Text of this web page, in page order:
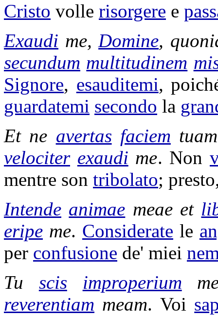
Cristo volle risorgere e
Exaudi me,Domine,
secundum multitudinem
Signore, esauditemi,
guardatemi secondo la
Et ne avertas faciem
velociter exaudi me. Non
mentre son tribolato;
Intende animae meae et
eripe me. Considerate le
per confusione de' miei
Tu scis improperium
reverentiam meam. Voi